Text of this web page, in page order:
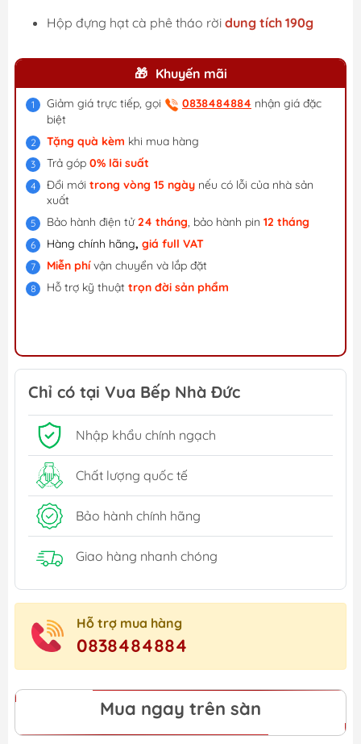
Hộp đựng hạt cà phê tháo rời dung tích 190g
Khuyến mãi
Giảm giá trực tiếp, gọi 0838484884 nhận giá đặc
biệt
Tặng quà kèm khi mua hàng
Trả góp 0% lãi suất
Đổi mới trong vòng 15 ngày nếu có lỗi của nhà sản
xuất
Bảo hành điện tử24 tháng, bảo hành pin 12 tháng
Hàng chính hãng, giá full VAT
Miễn phívận chuyển và lắp đặt
Hỗ trợ kỹ thuật trọn đời sản phẩm
Chỉ có tại Vua Bếp Nhà Đức
Nhập khẩu chính ngạch
Chất lượng quốc tế
Bảo hành chính hãng
Giao hàng nhanh chóng
Hỗ trợ mua hàng
0838484884
Mua ngay trên sàn